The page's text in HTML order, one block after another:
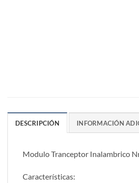
DESCRIPCIÓN INFORMACIÓN
Modulo Tranceptor Inalambrico
Características: